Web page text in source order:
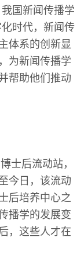
国新闻传播学
时代，新闻传
体系的创新显
为新闻传播学
帮助他们推动
士后流动站，
今日，该流动
后培养中心之
播学的发展变
，这些人才在